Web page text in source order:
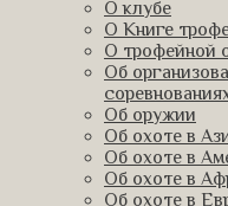
О клубе
О Книге
О трофейной
Об
Об оружии
Об охоте в
Об охоте в
Об охоте в
Об охоте в